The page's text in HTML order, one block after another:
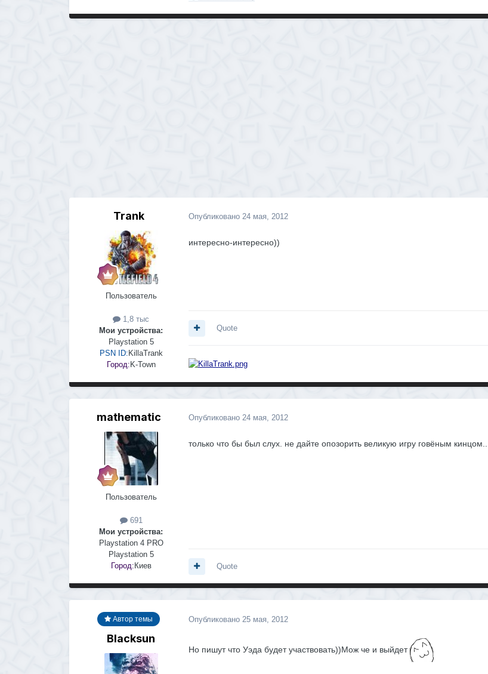
Trank
Пользователь
1,8 тыс
Мои устройства:
Playstation 5
PSN ID: KillaTrank
Город: K-Town
Опубликовано 24 мая, 2012
интересно-интересно))
Quote
mathematic
Пользователь
691
Мои устройства:
Playstation 4 PRO
Playstation 5
Город: Киев
Опубликовано 24 мая, 2012
только что бы был слух. не дайте опозорить великую игру говёным кинцом....
Quote
Автор темы
Blacksun
Опубликовано 25 мая, 2012
Но пишут что Уэда будет участвовать))Мож че и выйдет